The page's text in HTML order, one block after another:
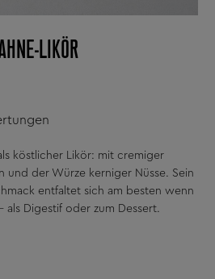
LIKÖR
köstlicher Likör: mit cremiger
und der Würze kerniger Nüsse. Sein
entfaltet sich am besten wenn
Digestif oder zum Dessert.